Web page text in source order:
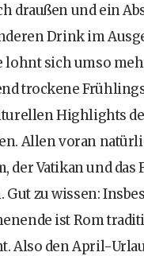
draußen und ein
Drink im
lohnt sich umso
trockene
Highlights
Allen voran
der Vatikan und das
Gut zu wissen:
ist Rom
Also den April-